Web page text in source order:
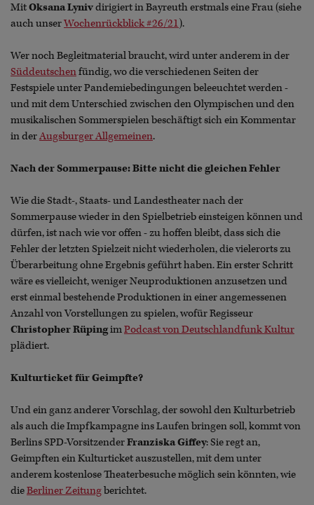
MitOksana Lynivdirigiert in Bayreuth erstmals eine Frau (siehe
auch unserWochenrückblick #26/21).
Wer noch Begleitmaterial braucht, wird unter anderem in der
Süddeutschenfündig, wo die verschiedenen Seiten der
Festspiele unter Pandemiebedingungen beleeuchtet werden -
und mit dem Unterschied zwischen den Olympischen und den
musikalischen Sommerspielen beschäftigt sich ein Kommentar
in derAugsburger Allgemeinen.
Nach der Sommerpause: Bitte nicht die gleichen Fehler
Wie die Stadt-, Staats- und Landestheater nach der
Sommerpause wieder in den Spielbetrieb einsteigen können und
dürfen, ist nach wie vor offen - zu hoffen bleibt, dass sich die
Fehler der letzten Spielzeit nicht wiederholen, die vielerorts zu
Überarbeitung ohne Ergebnis geführt haben. Ein erster Schritt
wäre es vielleicht, weniger Neuproduktionen anzusetzen und
erst einmal bestehende Produktionen in einer angemessenen
Anzahl von Vorstellungen zu spielen, wofür Regisseur
Christopher RüpingimPodcast von Deutschlandfunk Kultur
plädiert.
Kulturticket für Geimpfte?
Und ein ganz anderer Vorschlag, der sowohl den Kulturbetrieb
als auch die Impfkampagne ins Laufen bringen soll, kommt von
Berlins SPD-VorsitzenderFranziska Giffey: Sie regt an,
Geimpften ein Kulturticket auszustellen, mit dem unter
anderem kostenlose Theaterbesuche möglich sein könnten, wie
dieBerliner Zeitungberichtet.